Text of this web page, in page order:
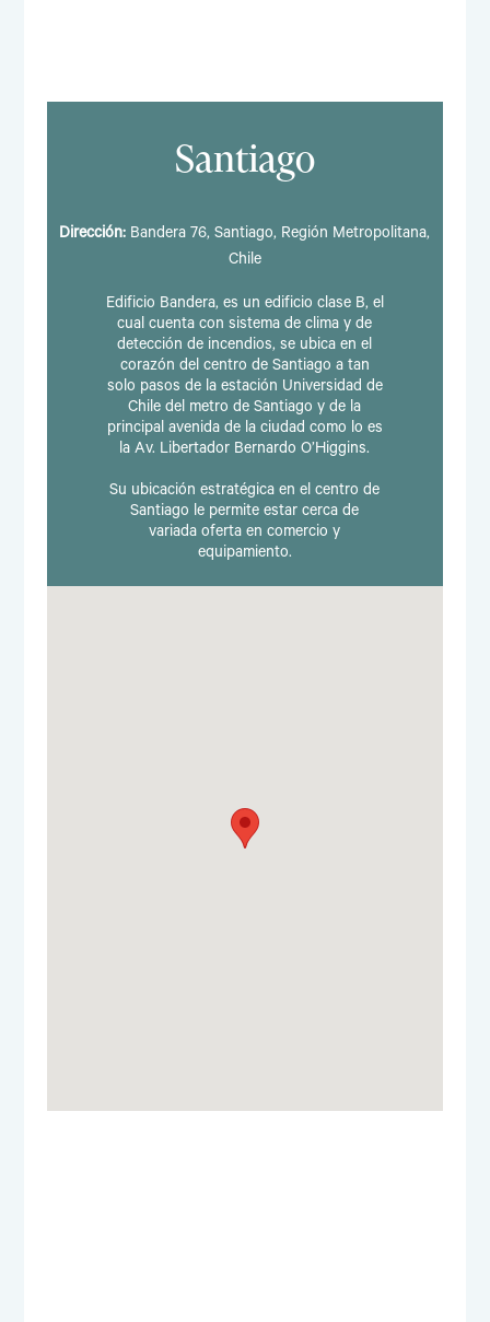
Santiago
Dirección: Bandera 76, Santiago, Región Metropolitana,
Chile
Edificio Bandera, es un edificio clase B, el
cual cuenta con sistema de clima y de
detección de incendios, se ubica en el
corazón del centro de Santiago a tan
solo pasos de la estación Universidad de
Chile del metro de Santiago y de la
principal avenida de la ciudad como lo es
la Av. Libertador Bernardo O’Higgins.
Su ubicación estratégica en el centro de
Santiago le permite estar cerca de
variada oferta en comercio y
equipamiento.